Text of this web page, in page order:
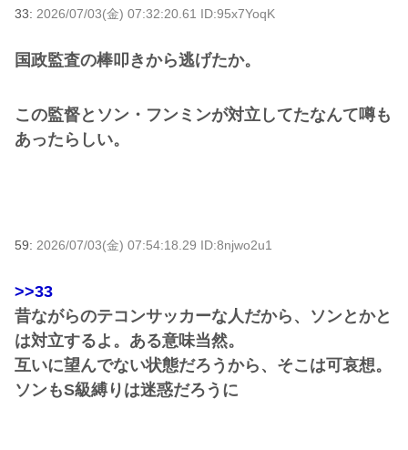
33: 2026/07/03(金) 07:32:20.61 ID:95x7YoqK
国政監査の棒叩きから逃げたか。
この監督とソン・フンミンが対立してたなんて噂も
あったらしい。
59: 2026/07/03(金) 07:54:18.29 ID:8njwo2u1
>>33
昔ながらのテコンサッカーな人だから、ソンとかと
は対立するよ。ある意味当然。
互いに望んでない状態だろうから、そこは可哀想。
ソンもS級縛りは迷惑だろうに